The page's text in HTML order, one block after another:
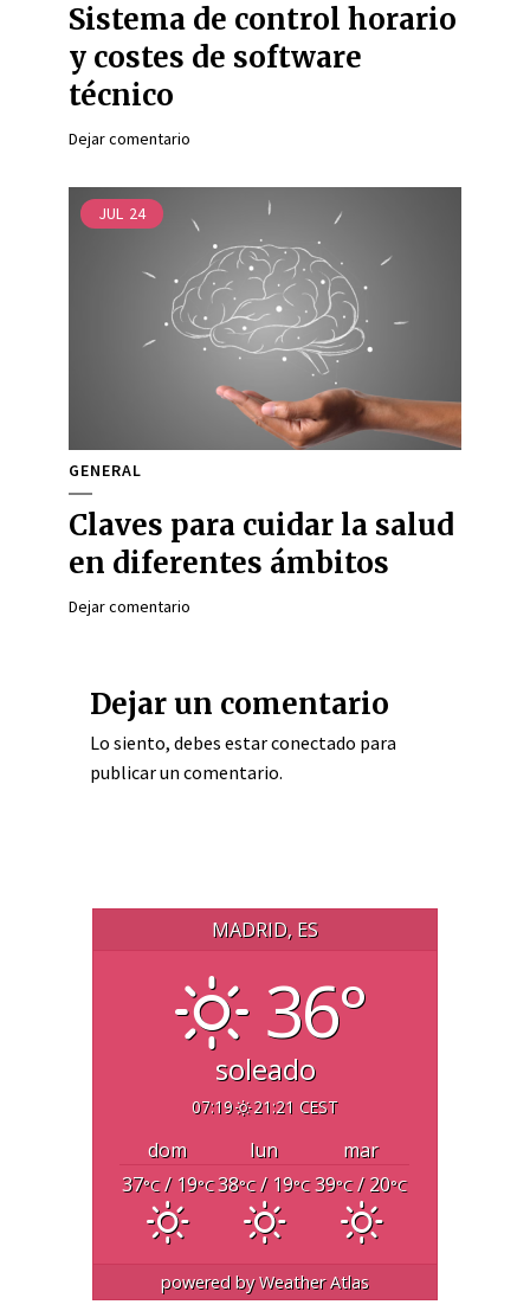
Sistema de control horario
y costes de software
técnico
Dejar comentario
JUL 24
GENERAL
Claves para cuidar la salud
en diferentes ámbitos
Dejar comentario
Dejar un comentario
Lo siento, debes estarconectado para
publicar un comentario.
MADRID, ES
36°
soleado
07:19 21:21 CEST
dom lun
mar
37°C/ 19°C38°C/ 19°C 39°C/ 20°C
powered byWeather Atlas